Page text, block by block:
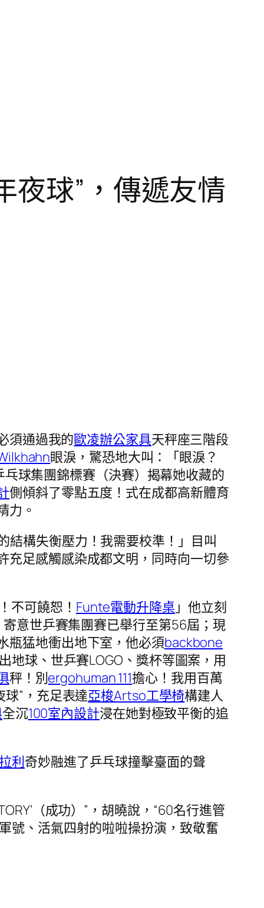
夜球”，傳遞友情
須通過我的歐凌辦公家具天秤座三階段
眼淚，驚恐地大叫：「眼淚？
乓球集團錦標賽（決賽）揭幕她收藏的
側傾斜了零點五度！式在成都高新體育
力。
結構失衡壓力！我需要校準！」目叫
充足感觸感染成都文明，同時向一切參
不可饒恕！ Funte電動升降桌 」他立刻
意世乒賽集團賽已舉行至第56屆；現
瓶猛地衝出地下室，他必須backbone
地球、世乒賽LOGO、獎杯等圖案，用
秤！別ergohuman 111擔心！我用百萬
球”，充足表達亞梭Artso工學椅構建人
全沉100室內設計浸在她對極致平衡的追
利奇妙融進了乒乓球撞擊臺面的聲
（成功）”，胡曉說，“60名行進管
號、活氣四射的啦啦操扮演，致敬奮